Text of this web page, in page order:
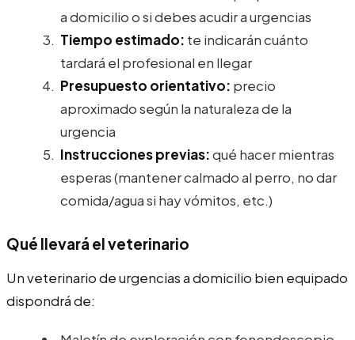
a domicilio o si debes acudir a urgencias
Tiempo estimado: te indicarán cuánto
tardará el profesional en llegar
Presupuesto orientativo: precio
aproximado según la naturaleza de la
urgencia
Instrucciones previas:qué hacer mientras
esperas (mantener calmado al perro, no dar
comida/agua si hay vómitos, etc.)
Qué llevará el veterinario
Un veterinario de urgencias a domicilio bien equipado
dispondrá de: